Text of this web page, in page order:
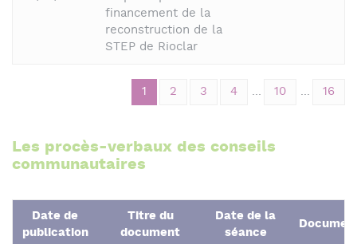
financement de la
reconstruction de la
STEP de Rioclar
1 2 3 4 ... 10 ... 16
Les procès-verbaux des conseils
communautaires
Date de
publication
Titre du
document
Date de la
séance